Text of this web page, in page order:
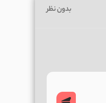
بدون نظر